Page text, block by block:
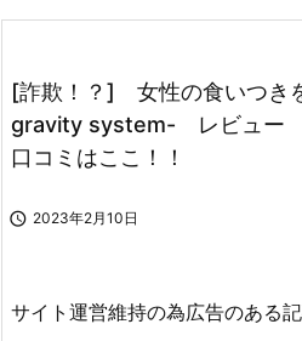
[詐欺！？] 女性の食いつき
gravity system- レビュ
口コミはここ！！
 2023年2月10日
サイト運営維持の為広告のある